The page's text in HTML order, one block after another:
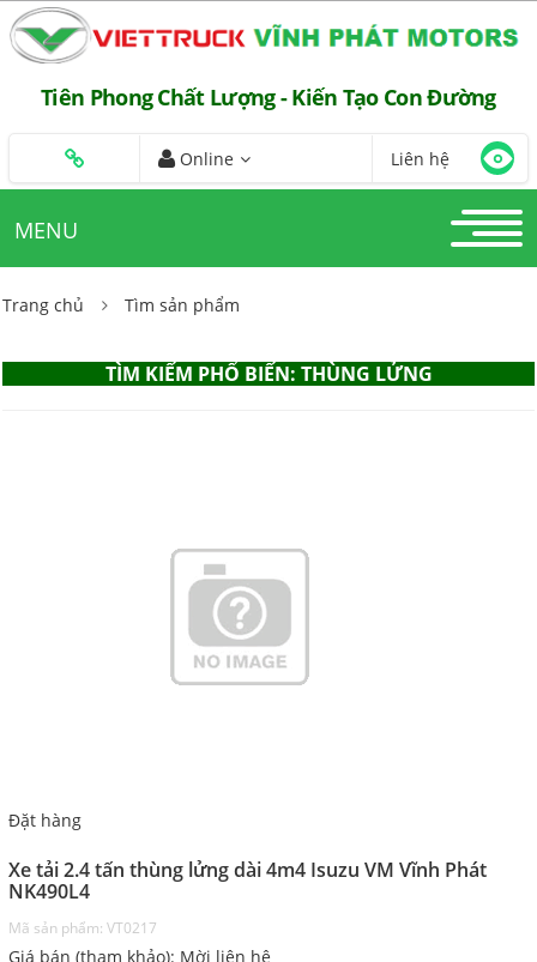
Tiên Phong Chất Lượng - Kiến Tạo Con Đường
Online Liên hệ
MENU
Trang chủ Tìm sản phẩm
TÌM KIẾM PHỔ BIẾN: THÙNG LỬNG
Đặt hàng
Xe tải 2.4 tấn thùng lửng dài 4m4 Isuzu VM Vĩnh Phát
NK490L4
Mã sản phẩm: VT0217
Giá bán (tham khảo): Mời liên hệ